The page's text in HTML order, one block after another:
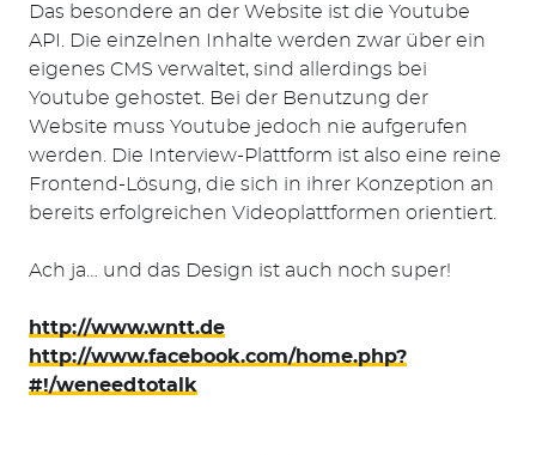
Suchen
nach:
Das besondere an der Website ist die Youtube
API. Die einzelnen Inhalte werden zwar über ein
eigenes CMS verwaltet, sind allerdings bei
Youtube gehostet. Bei der Benutzung der
Website muss Youtube jedoch nie aufgerufen
werden. Die Interview-Plattform ist also eine reine
Frontend-Lösung, die sich in ihrer Konzeption an
bereits erfolgreichen Videoplattformen orientiert.
Ach ja… und das Design ist auch noch super!
http://www.wntt.de
http://www.facebook.com/home.php?
#!/weneedtotalk